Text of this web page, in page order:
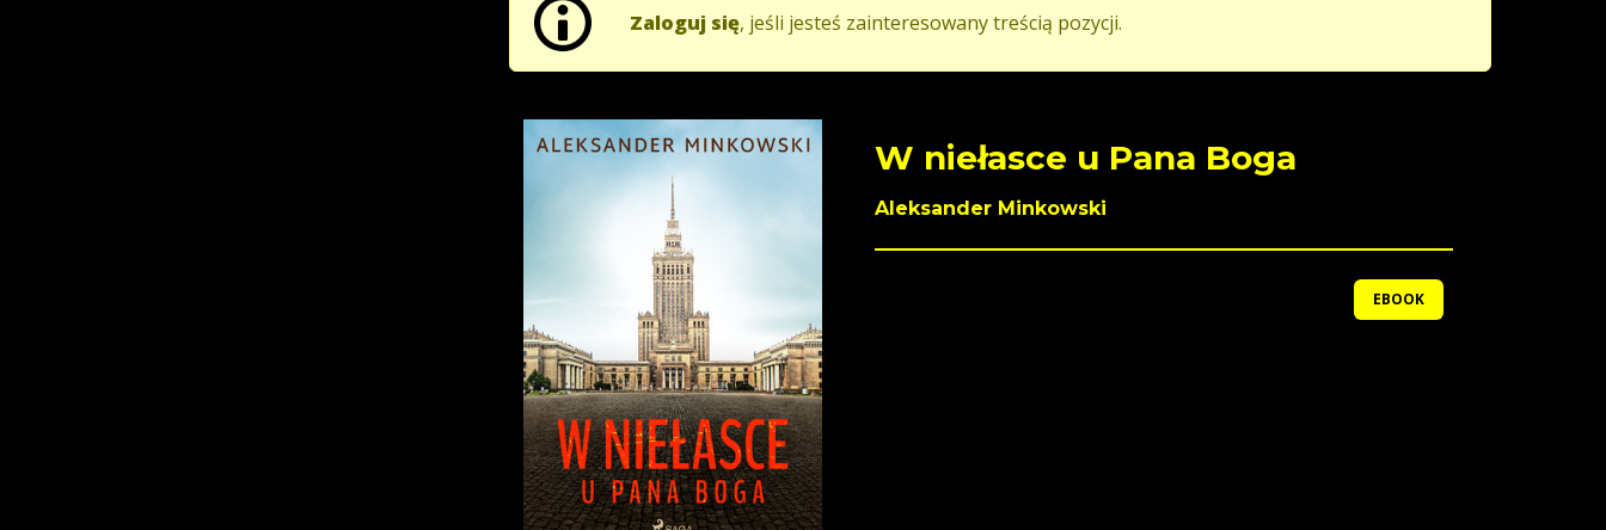
Zaloguj się, jeśli jesteś zainteresowany treścią pozycji.
W niełasce u Pana Boga
Aleksander Minkowski
EBOOK